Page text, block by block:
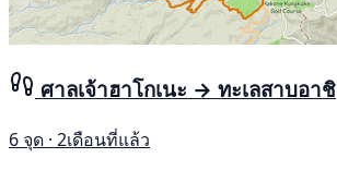
ศาลเจ้าฮาโกเนะ → ทะเลสาบอาชิ
6 จุด · 2เดือนที่แล้ว